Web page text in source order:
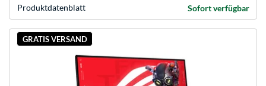
Produkt­datenblatt Sofort verfügbar
GRATIS VERSAND